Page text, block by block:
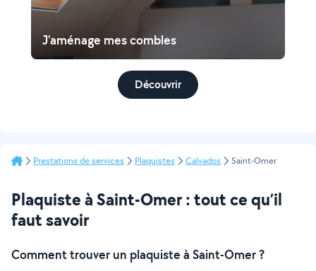
J'aménage mes combles
Découvrir
Prestations de services Plaquistes Calvados Saint-Omer
Plaquiste à Saint-Omer : tout ce qu’il
faut savoir
Comment trouver un plaquiste à Saint-Omer ?